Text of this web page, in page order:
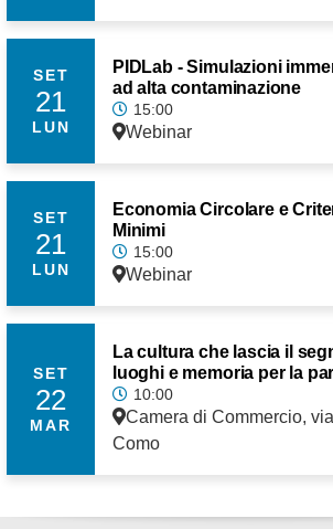
SET
21
LUN
PIDLab - Simulazioni
ad alta contaminazione
15:00
Webinar
SET
21
LUN
Economia Circolare e
Minimi
15:00
Webinar
SET
22
MAR
La cultura che lascia il
luoghi e memoria per la
10:00
Camera di Commercio,
Como